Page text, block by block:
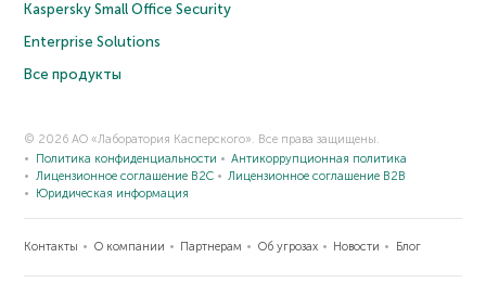
Kaspersky Small Office Security
Enterprise Solutions
Все продукты
© 2026 АО «Лаборатория Касперского». Все права защищены.
Политика конфиденциальности
Антикоррупционная политика
Лицензионное соглашение B2C
Лицензионное соглашение B2B
Юридическая информация
Контакты О компании Партнерам Об угрозах Новости Блог